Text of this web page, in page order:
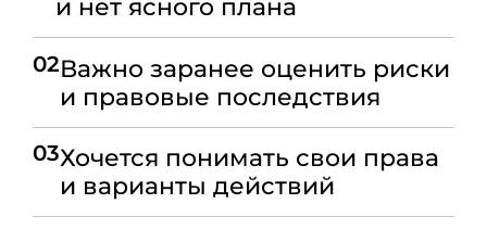
и нет ясного плана
02Важно заранее оценить риски
и правовые последствия
03Хочется понимать свои права
и варианты действий